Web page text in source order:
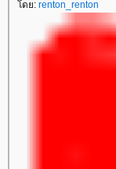
ดย: renton_renton